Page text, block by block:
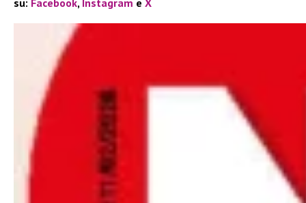
su: Facebook, Instagram e X